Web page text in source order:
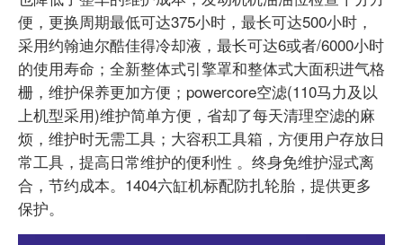
便，更换周期最低可达375小时，最长可达500小时，
采用约翰迪尔酷佳得冷却液，最长可达6或者/6000小时
的使用寿命；全新整体式引擎罩和整体式大面积进气格
栅，维护保养更加方便；powercore空滤(110马力及以
上机型采用)维护简单方便，省却了每天清理空滤的麻
烦，维护时无需工具；大容积工具箱，方便用户存放日
常工具，提高日常维护的便利性 。终身免维护湿式离
合，节约成本。1404六缸机标配防扎轮胎，提供更多
保护。